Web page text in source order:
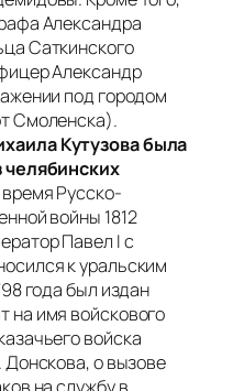
Александра
Саткинского
Александр
под городом
Смоленска).
Кутузова была
челябинских
Русско-
войны 1812
Павел I с
к уральским
года был издан
на имя войскового
войска
о вызове